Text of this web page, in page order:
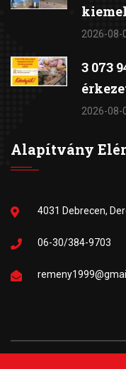
2026-08-
3 073
2026-08-
Alapítvány
4031 Debrecen,
06-30/384-9703